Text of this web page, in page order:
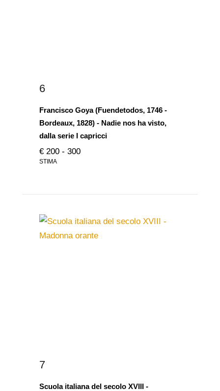
6
Francisco Goya (Fuendetodos, 1746 -
Bordeaux, 1828) - Nadie nos ha visto,
dalla serie I capricci
€ 200 - 300
STIMA
7
Scuola italiana del secolo XVIII -